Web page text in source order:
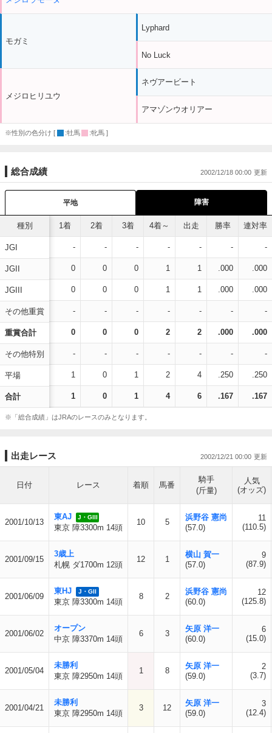
モガミ
メジロヒリユウ
Lyphard
No Luck
ネヴアービート
アマゾンウオリアー
※性別の色分け [ :牡馬 :牝馬 ]
総合成績 2002/12/18 00:00
平地 障害
種別
JGI
JGII
JGIII
その他重賞
重賞合計
その他特別
平場
合計
1着 2着 3着 4着～ 出走 勝率 連対率
- - - - - - -
0 0 0 1 1 .000 .000
0 0 0 1 1 .000 .000
- - - - - - -
0 0 0 2 2 .000 .000
- - - - - - -
1 0 1 2 4 .250 .250
1 0 1 4 6 .167 .167
※「総合成績」はJRAのレースのみとなります。
出走レース 2002/12/21 00:00
日付 レース 着順 馬番
騎手
(斤量)
人気
(オッズ)
2001/10/13
東AJ J・GIII
東京 障3300m 14頭
10 5
浜野谷 憲尚
(57.0)
11
(110.5)
2001/09/15
3歳上
札幌 ダ1700m 12頭
12 1
横山 賀一
(57.0)
9
(87.9)
2001/06/09
東HJ J・GII
東京 障3300m 14頭
8 2
浜野谷 憲尚
(60.0)
12
(125.8)
2001/06/02
オープン
中京 障3370m 14頭
6 3
矢原 洋一
(60.0)
6
(15.0)
2001/05/04
未勝利
東京 障2950m 14頭
1 8
矢原 洋一
(59.0)
2
(3.7)
2001/04/21
未勝利
東京 障2950m 14頭
3 12
矢原 洋一
(59.0)
3
(12.4)